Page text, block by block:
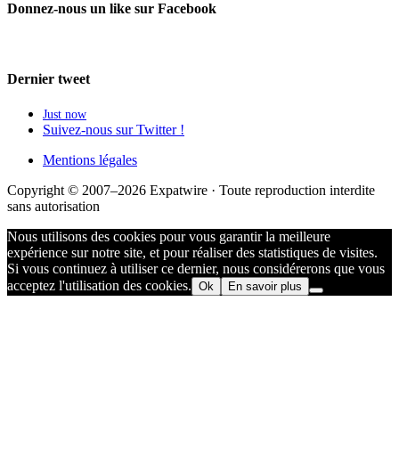
Donnez-nous un like sur Facebook
Dernier tweet
Just now
Suivez-nous sur Twitter !
Mentions légales
Copyright © 2007–2026 Expatwire · Toute reproduction interdite
sans autorisation
Nous utilisons des cookies pour vous garantir la meilleure
expérience sur notre site, et pour réaliser des statistiques de visites.
Si vous continuez à utiliser ce dernier, nous considérerons que vous
acceptez l'utilisation des cookies. Ok En savoir plus